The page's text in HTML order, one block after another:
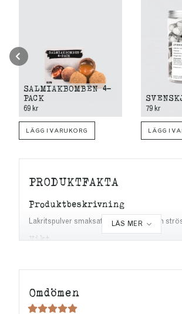
SALMIAKBOMBEN 4-
PACK
69 kr
LÄGG I VARUKORG
79 kr
LÄGG I
PRODUKTFAKTA
Produktbeskrivning
Lakritspulver smaksatt med salmiak och
Vikt
INGREDIENSER
lakritspulver, salmiak, socker
Vegansk
Omdömen